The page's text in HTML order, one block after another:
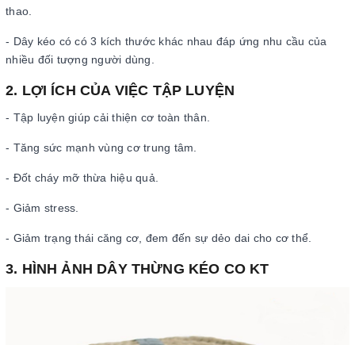
thao.
- Dây kéo có có 3 kích thước khác nhau đáp ứng nhu cầu của
nhiều đối tượng người dùng.
2. LỢI ÍCH CỦA VIỆC TẬP LUYỆN
- Tập luyện giúp cải thiện cơ toàn thân.
- Tăng sức mạnh vùng cơ trung tâm.
- Đốt cháy mỡ thừa hiệu quả.
- Giảm stress.
- Giảm trạng thái căng cơ, đem đến sự dẻo dai cho cơ thể.
3. HÌNH ẢNH DÂY THỪNG KÉO CO KT